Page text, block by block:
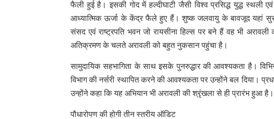
फैली हुई है। इसकी गोद में हल्दीघाटी जैसी विश्व प्रसिद्ध युद्ध
आध्यात्मिक ऊर्जा के केंद्र फैले हुए हैं। शुष्क जलवायु के बावजूद यहां
संसद एवं राष्ट्रपति भवन जो रायसीना हिल्स पर बने हैं वह भी
अतिक्रमण के चलते अरावली को बहुत नुकसान पहुंचा है।
सामुदायिक सहभागिता के साथ इसके पुनरुद्धार की आवश्यकता है।
विभाग की नर्सरी स्थापित करने की आवश्यकता पर उन्होंने बल दिया।
उन्होंने कहा कि यह अभियान भी अरावली की श्रृंखला से ही प्रारंभ हुआ
पौधारोपण की होगी तीन स्तरीय ऑडिट